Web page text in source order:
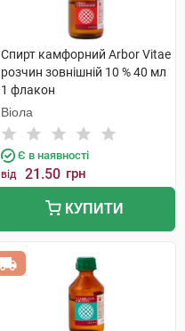
Спирт камфорний Arbor Vitae
розчин зовнішній 10 % 40 мл
1 флакон
Віола
Є в наявності
від 21.50 грн
КУПИТИ